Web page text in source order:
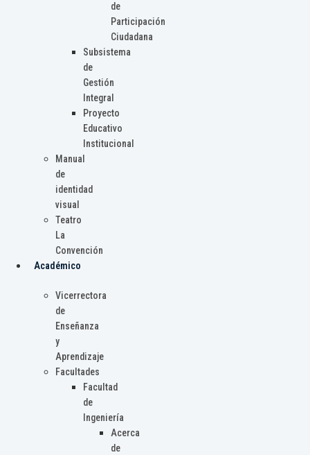
de
Participación
Ciudadana
Subsistema
de
Gestión
Integral
Proyecto
Educativo
Institucional
Manual
de
identidad
visual
Teatro
La
Convención
Académico
Vicerrectora
de
Enseñanza
y
Aprendizaje
Facultades
Facultad
de
Ingeniería
Acerca
de